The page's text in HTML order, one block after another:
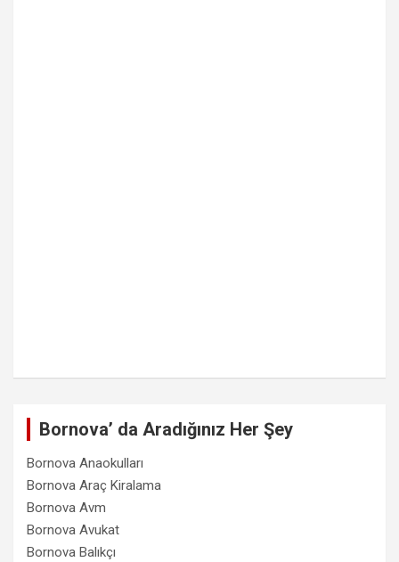
Bornova’ da Aradığınız Her Şey
Bornova Anaokulları
Bornova Araç Kiralama
Bornova Avm
Bornova Avukat
Bornova Balıkçı